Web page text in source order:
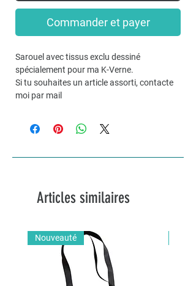
Commander et payer
Sarouel avec tissus exclu dessiné
spécialement pour ma K-Verne.
Si tu souhaites un article assorti, contacte
moi par mail
Articles similaires
Nouveauté